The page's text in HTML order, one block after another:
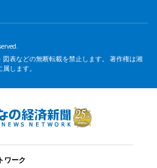
表などの無断転載を禁止します。 著作権は湘
します。
ワーク